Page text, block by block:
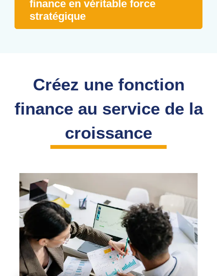
finance en véritable force
stratégique
Créez une fonction
finance au service de la
croissance